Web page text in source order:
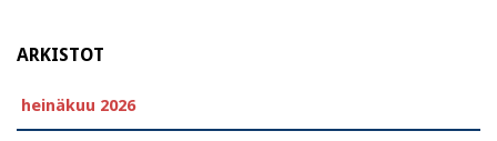
ARKISTOT
heinäkuu 2026